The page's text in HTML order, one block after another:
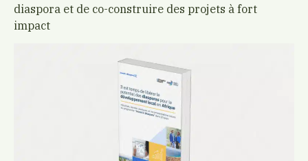
diaspora et de co-construire des projets à fort
impact